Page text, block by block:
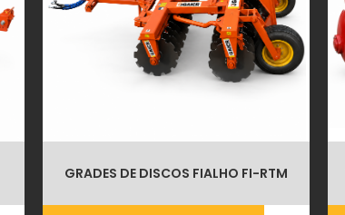
GRADES DE DISCOS FIALHO FI-RTM